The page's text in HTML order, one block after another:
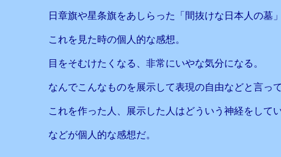
日章旗や星条旗をあしらった「間抜けな日本人の墓
これを見た時の個人的な感想。
目をそむけたくなる、非常にいやな気分になる。
なんでこんなものを展示して表現の自由などと言っ
これを作った人、展示した人はどういう神経をして
などが個人的な感想だ。